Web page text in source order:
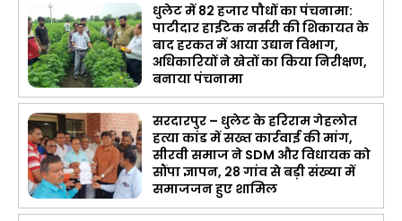
धुलेट में 82 हजार पौधों का पंचनामा:
पाटीदार हाईटेक नर्सरी की शिकायत के
बाद हरकत में आया उद्यान विभाग,
अधिकारियों ने खेतों का किया निरीक्षण,
बनाया पंचनामा
सरदारपुर – धुलेट के हरिराम गेहलोत
हत्या कांड में सख्त कार्रवाई की मांग,
सीरवी समाज ने SDM और विधायक को
सौंपा ज्ञापन, 28 गांव से बड़ी संख्या में
समाजजन हुए शामिल